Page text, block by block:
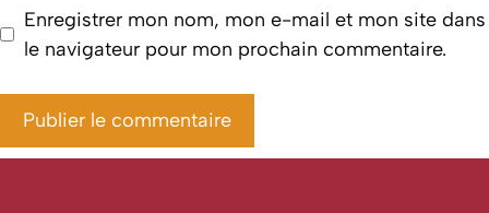
Enregistrer mon nom, mon e-mail et mon site dans
le navigateur pour mon prochain commentaire.